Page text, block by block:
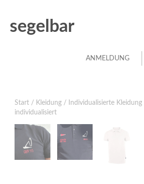
segelbar
ANMELDUNG
Start / Kleidung / Individualisierte Kleidung
individualisiert